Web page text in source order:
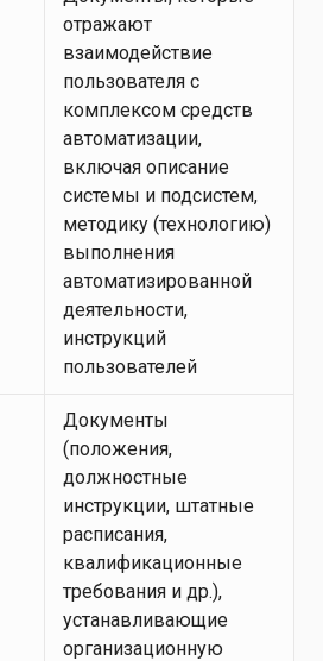
отражают
взаимодействие
пользователя с
комплексом средств
автоматизации,
включая описание
системы и подсистем,
методику (технологию)
выполнения
автоматизированной
деятельности,
инструкций
пользователей
Документы
(положения,
должностные
инструкции, штатные
расписания,
квалификационные
требования и др.),
устанавливающие
организационную